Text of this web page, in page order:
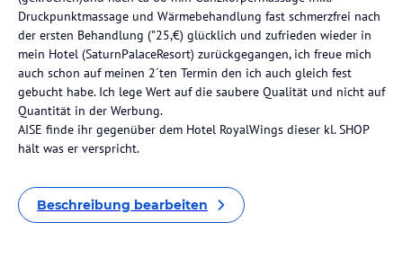
Druckpunktmassage und Wärmebehandlung fast schmerzfrei nach
der ersten Behandlung ("25,€) glücklich und zufrieden wieder in
mein Hotel (SaturnPalaceResort) zurückgegangen, ich freue mich
auch schon auf meinen 2´ten Termin den ich auch gleich fest
gebucht habe. Ich lege Wert auf die saubere Qualität und nicht auf
Quantität in der Werbung.
AISE finde ihr gegenüber dem Hotel RoyalWings dieser kl. SHOP
hält was er verspricht.
Beschreibung bearbeiten